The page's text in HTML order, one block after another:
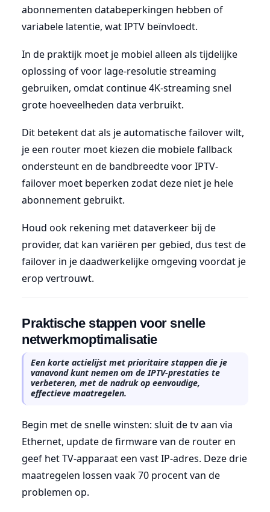
abonnementen databeperkingen hebben of
variabele latentie, wat IPTV beïnvloedt.
In de praktijk moet je mobiel alleen als tijdelijke
oplossing of voor lage-resolutie streaming
gebruiken, omdat continue 4K-streaming snel
grote hoeveelheden data verbruikt.
Dit betekent dat als je automatische failover wilt,
je een router moet kiezen die mobiele fallback
ondersteunt en de bandbreedte voor IPTV-
failover moet beperken zodat deze niet je hele
abonnement gebruikt.
Houd ook rekening met dataverkeer bij de
provider, dat kan variëren per gebied, dus test de
failover in je daadwerkelijke omgeving voordat je
erop vertrouwt.
Praktische stappen voor snelle
netwerkmoptimalisatie
Een korte actielijst met prioritaire stappen die je
vanavond kunt nemen om de IPTV-prestaties te
verbeteren, met de nadruk op eenvoudige,
effectieve maatregelen.
Begin met de snelle winsten: sluit de tv aan via
Ethernet, update de firmware van de router en
geef het TV-apparaat een vast IP-adres. Deze drie
maatregelen lossen vaak 70 procent van de
problemen op.